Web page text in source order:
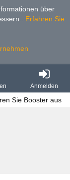
über
Erfahren Sie
Anmelden
Sie Booster aus